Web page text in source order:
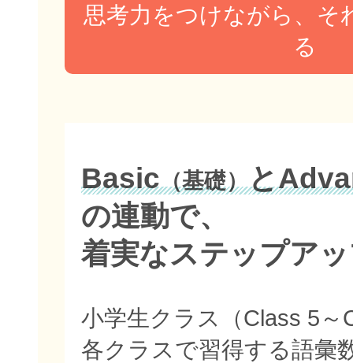
思考力をつけながら、そ
る
Basic（基礎）と
の連動で、
着実なステップア
小学生クラス（Class 5～
各クラスで習得する語彙